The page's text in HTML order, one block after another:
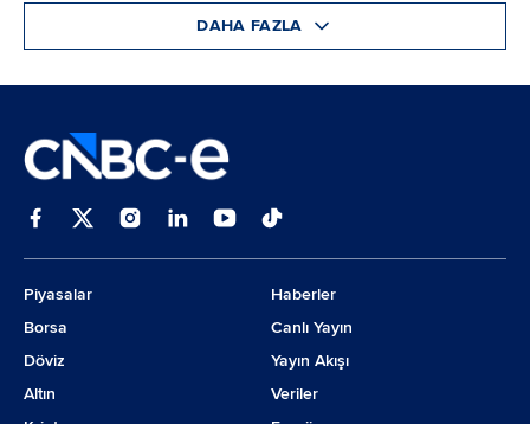
DAHA FAZLA
Piyasalar
Borsa
Döviz
Altın
Haberler
Canlı Yayın
Yayın Akışı
Veriler